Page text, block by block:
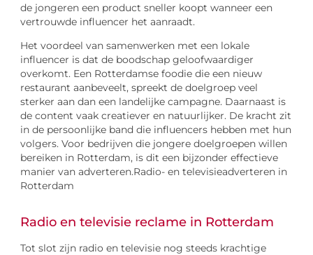
de jongeren een product sneller koopt wanneer een
vertrouwde influencer het aanraadt.
Het voordeel van samenwerken met een lokale
influencer is dat de boodschap geloofwaardiger
overkomt. Een Rotterdamse foodie die een nieuw
restaurant aanbeveelt, spreekt de doelgroep veel
sterker aan dan een landelijke campagne. Daarnaast is
de content vaak creatiever en natuurlijker. De kracht zit
in de persoonlijke band die influencers hebben met hun
volgers. Voor bedrijven die jongere doelgroepen willen
bereiken in Rotterdam, is dit een bijzonder effectieve
manier van adverteren.Radio- en televisieadverteren in
Rotterdam
Radio en televisie reclame in Rotterdam
Tot slot zijn radio en televisie nog steeds krachtige